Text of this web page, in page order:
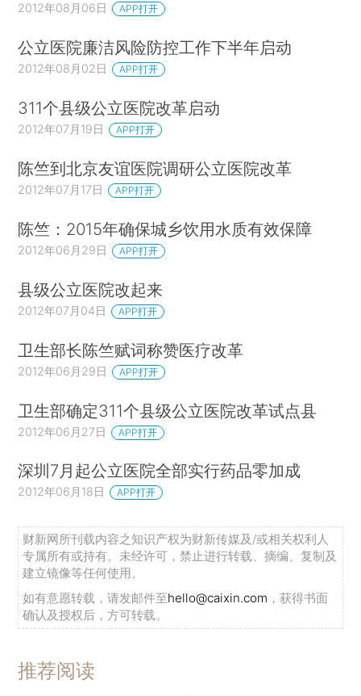
2012年08月06日 APP打开
公立医院廉洁风险防控工作下半年启动
2012年08月02日 APP打开
311个县级公立医院改革启动
2012年07月19日 APP打开
陈竺到北京友谊医院调研公立医院改革
2012年07月17日 APP打开
陈竺：2015年确保城乡饮用水质有效保障
2012年06月29日 APP打开
县级公立医院改起来
2012年07月04日 APP打开
卫生部长陈竺赋词称赞医疗改革
2012年06月29日 APP打开
卫生部确定311个县级公立医院改革试点县
2012年06月27日 APP打开
深圳7月起公立医院全部实行药品零加成
2012年06月18日 APP打开
财新网所刊载内容之知识产权为财新传媒及/或相关权利人
专属所有或持有。未经许可，禁止进行转载、摘编、复制及
建立镜像等任何使用。
如有意愿转载，请发邮件至hello@caixin.com ，获得书面
确认及授权后，方可转载。
推荐阅读